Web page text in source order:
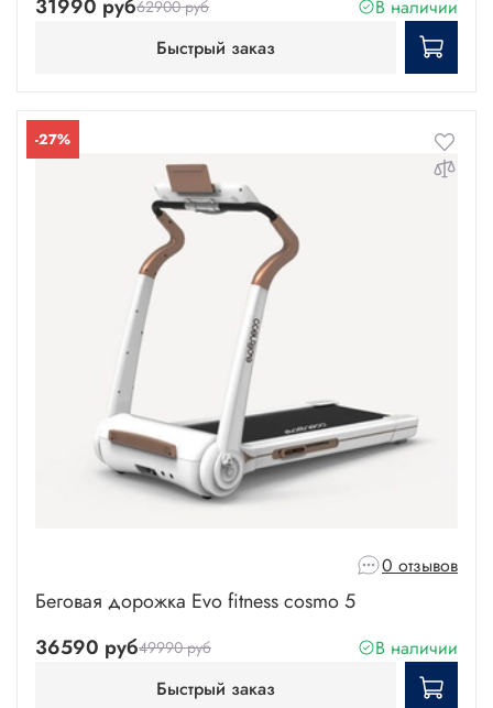
31990 руб62900 руб
В наличии
Быстрый заказ
-27%
0 отзывов
Беговая дорожка Evo fitness cosmo 5
36590 руб49990 руб
В наличии
Быстрый заказ